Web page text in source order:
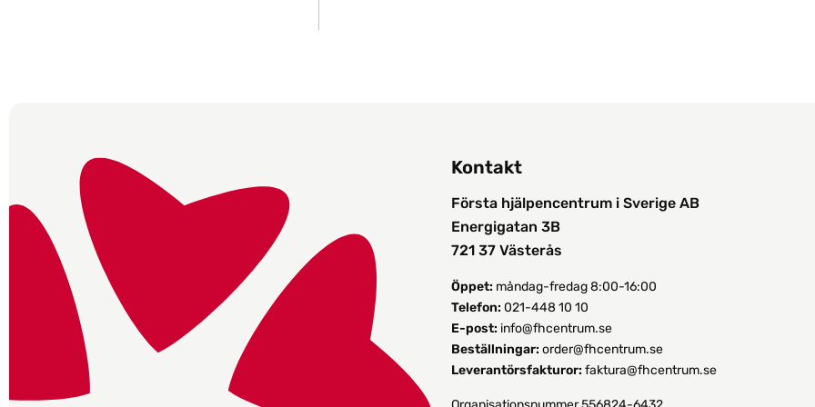
Kontakt
Första hjälpencentrum i Sverige AB
Energigatan 3B
721 37 Västerås
Öppet:måndag-fredag 8:00-16:00
Telefon:021-448 10 10
E-post: info@fhcentrum.se
Beställningar:order@fhcentrum.se
Leverantörsfakturor:faktura@fhcentrum.se